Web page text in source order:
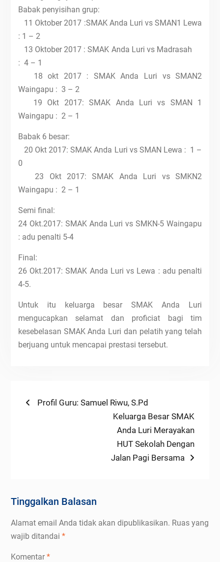
Babak penyisihan grup:
11 Oktober 2017 :SMAK Anda Luri vs SMAN1 Lewa
: 1 – 2
13 Oktober 2017 : SMAK Anda Luri vs Madrasah
: 4 – 1
18 okt 2017 : SMAK Anda Luri vs SMAN2
Waingapu : 3 – 2
19 Okt 2017: SMAK Anda Luri vs SMAN 1
Waingapu : 2 – 1
Babak 6 besar:
20 Okt 2017: SMAK Anda Luri vs SMAN Lewa : 1 –
0
23 Okt 2017: SMAK Anda Luri vs SMKN2
Waingapu : 2 – 1
Semi final:
24 Okt.2017: SMAK Anda Luri vs SMKN-5 Waingapu
: adu penalti 5-4
Final:
26 Okt.2017: SMAK Anda Luri vs Lewa : adu penalti
4-5.
Untuk itu keluarga besar SMAK Anda Luri
mengucapkan selamat dan proficiat bagi tim
kesebelasan SMAK Anda Luri dan pelatih yang telah
berjuang untuk mencapai prestasi tersebut.
Navigasi
Previous
Profil Guru: Samuel Riwu, S.Pd
Next
post:
Keluarga Besar SMAK
Anda Luri Merayakan
HUT Sekolah Dengan
Jalan Pagi Bersama
Tinggalkan Balasan
Alamat email Anda tidak akan dipublikasikan. Ruas yang
wajib ditandai *
Komentar*